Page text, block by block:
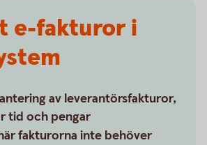
e-fakturor i
av leverantörsfakturor,
tid och pengar
fakturorna inte behöver